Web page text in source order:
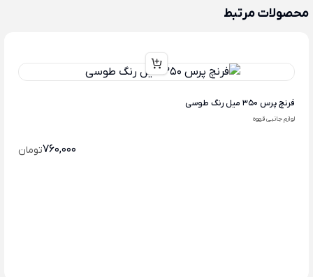
محصولات مرتبط
فرنچ پرس 350 میل رنگ طوسی
لوازم جانبی قهوه
760,000تومان